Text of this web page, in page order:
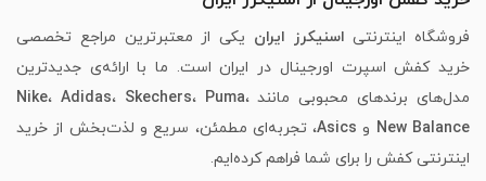
فروشگاه اینترنتی اسنیکرز ایران یکی از معتبرترین مراجع تخصصی
خرید کفش اسپرت اورجینال در ایران است. ما با ارائه‌ی جدیدترین
مدل‌های برندهای محبوبی مانند
Nike، Adidas، Skechers، Puma،
New Balance و Asics، تجربه‌ای مطمئن، سریع و لذت‌بخش از خرید
اینترنتی کفش را برای شما فراهم کرده‌ایم.